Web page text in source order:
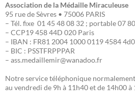
Association de la Médaille Miraculeuse
95 rue de Sèvres • 75006 PARIS
– Tél. fixe 01 45 48 08 32 ; portable 07
– CCP19 458 44D 020 Paris
– IBAN : FR81 2004 1000 0119 4584
– BIC : PSSTFRPPPAR
– ass.medaillemir@wanadoo.fr
Notre service téléphonique
au vendredi de 9h à 11h40 et de 14h00